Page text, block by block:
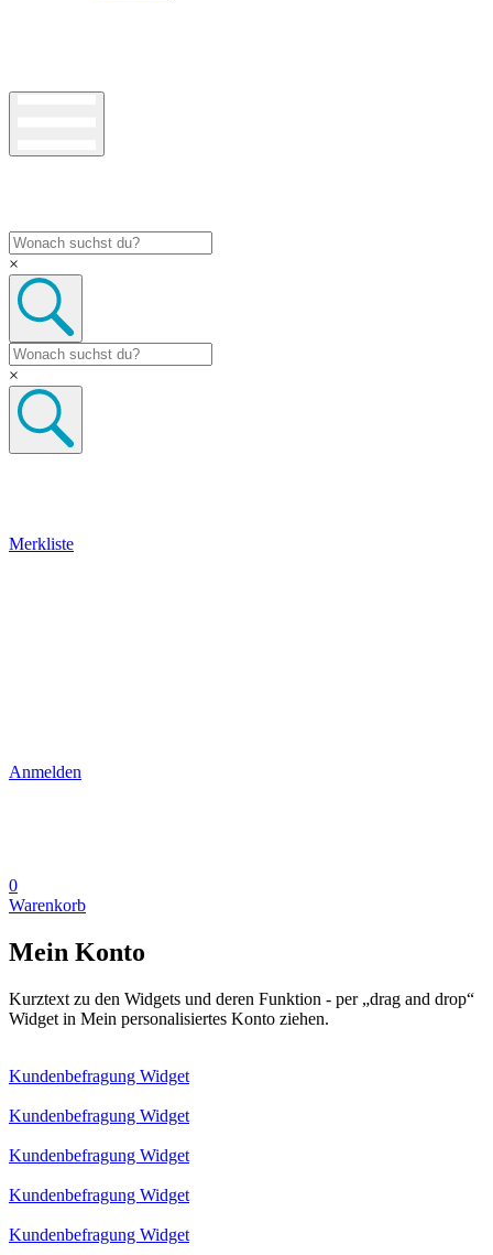
×
×
Merkliste
Anmelden
0
Warenkorb
Mein Konto
Kurztext zu den Widgets und deren Funktion - per „drag and drop“
Widget in Mein personalisiertes Konto ziehen.
Kundenbefragung Widget
Kundenbefragung Widget
Kundenbefragung Widget
Kundenbefragung Widget
Kundenbefragung Widget